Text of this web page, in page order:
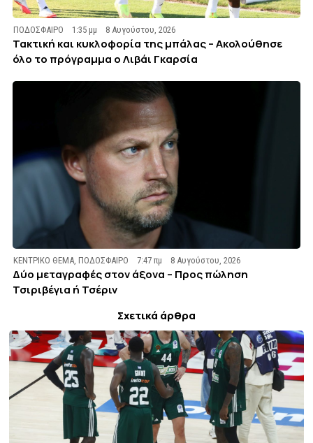
ΠΟΔΟΣΦΑΙΡΟ 1:35 μμ 8 Αυγούστου, 2026
Τακτική και κυκλοφορία της μπάλας – Ακολούθησε
όλο το πρόγραμμα ο Λιβάι Γκαρσία
ΚΕΝΤΡΙΚΟ ΘΕΜΑ,ΠΟΔΟΣΦΑΙΡΟ 7:47 πμ 8 Αυγούστου, 2026
Δύο μεταγραφές στον άξονα – Προς πώληση
Τσιριβέγια ή Τσέριν
Σχετικά άρθρα